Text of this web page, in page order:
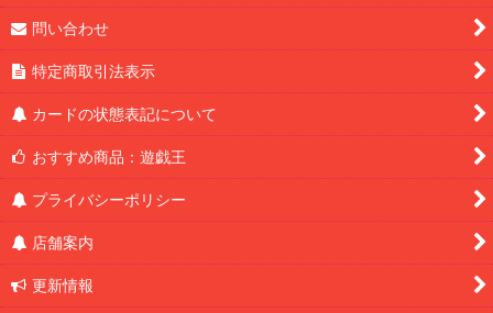
問い合わせ
特定商取引法表示
カードの状態表記について
おすすめ商品：遊戯王
プライバシーポリシー
店舗案内
更新情報